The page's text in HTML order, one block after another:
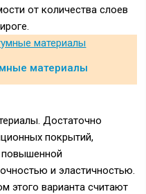
от количества слоев
материалы
Достаточно
покрытий,
повышенной
и эластичностью.
этого варианта считают